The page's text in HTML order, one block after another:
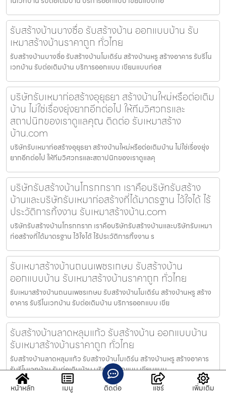
รับสร้างบ้านบางซื่อ รับสร้างบ้าน ออกแบบบ้าน รับ
เหมาสร้างบ้านราคาถูก ทั่วไทย
รับสร้างบ้านบางซื่อ รับสร้างบ้านโมเดิร์น สร้างบ้านหรู สร้างอาคาร รับรีโน
เวทบ้าน รับต่อเติมบ้าน บริการออกแบบ เขียนแบบก่อส
บริษัทรับเหมาก่อสร้างอุยุธยา สร้างบ้านใหม่หรือต่อเติม
บ้าน ไม่ใช่เรื่องยุ่งยากอีกต่อไป ให้ทีมวิศวกรและ
สถาปนิกของเราดูแลคุณ ติดต่อ รับเหมาสร้าง
บ้าน.com
บริษัทรับเหมาก่อสร้างอุยุธยา สร้างบ้านใหม่หรือต่อเติมบ้าน ไม่ใช่เรื่องยุ่ง
ยากอีกต่อไป ให้ทีมวิศวกรและสถาปนิกของเราดูแลคุ
บริษัทรับสร้างบ้านโกรกกราก เราคือบริษัทรับสร้าง
บ้านและบริษัทรับเหมาก่อสร้างที่ได้มาตรฐาน ไว้ใจได้ ไร้
ประวัติการทิ้งงาน รับเหมาสร้างบ้าน.com
บริษัทรับสร้างบ้านโกรกกราก เราคือบริษัทรับสร้างบ้านและบริษัทรับเหมา
ก่อสร้างที่ได้มาตรฐาน ไว้ใจได้ ไร้ประวัติการทิ้งงาน ร
รับเหมาสร้างบ้านถนนเพชรเกษม รับสร้างบ้าน
ออกแบบบ้าน รับเหมาสร้างบ้านราคาถูก ทั่วไทย
รับเหมาสร้างบ้านถนนเพชรเกษม รับสร้างบ้านโมเดิร์น สร้างบ้านหรู สร้าง
อาคาร รับรีโนเวทบ้าน รับต่อเติมบ้าน บริการออกแบบ เขีย
รับสร้างบ้านลาดหลุมแก้ว รับสร้างบ้าน ออกแบบบ้าน
รับเหมาสร้างบ้านราคาถูก ทั่วไทย
รับสร้างบ้านลาดหลุมแก้ว รับสร้างบ้านโมเดิร์น สร้างบ้านหรู สร้างอาคาร
รับรีโนเวทบ้าน รับต่อเติมบ้าน บริการออกแบบ เขียนแบบ
หน้าหลัก เมนู ติดต่อ แชร์ เพิ่มเติม